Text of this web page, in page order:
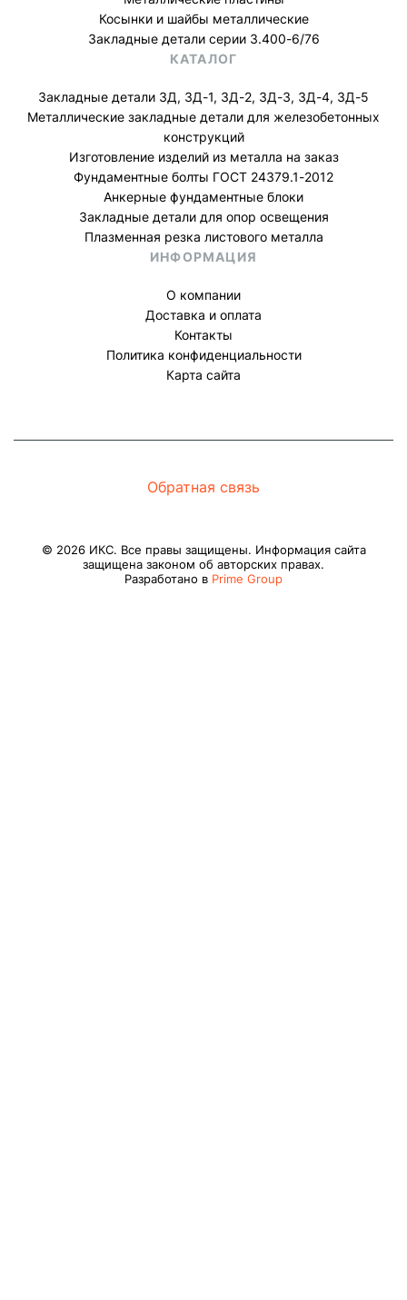
Косынки и шайбы металлические
Закладные детали серии 3.400-6/76
КАТАЛОГ
Закладные детали ЗД, ЗД-1, ЗД-2, ЗД-3, ЗД-4, ЗД-5
Металлические закладные детали для железобетонных
конструкций
Изготовление изделий из металла на заказ
Фундаментные болты ГОСТ 24379.1-2012
Анкерные фундаментные блоки
Закладные детали для опор освещения
Плазменная резка листового металла
ИНФОРМАЦИЯ
О компании
Доставка и оплата
Контакты
Политика конфиденциальности
Карта сайта
Обратная связь
© 2026 ИКС. Все правы защищены. Информация сайта
защищена законом об авторских правах.
Разработано в Prime Group